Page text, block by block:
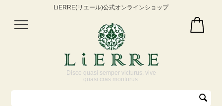
LiERRE(リエール)公式オンラインショップ
Disce quasi semper victurus, vive
quasi cras moriturus.